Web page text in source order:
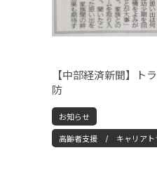
【中部経済新聞】ト
防
お知らせ
高齢者支援 / キャリアト